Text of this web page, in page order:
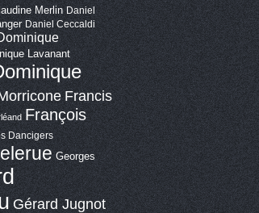
Merlin Daniel
Daniel Ceccaldi
Lavanant
Francis
François
Dancigers
Georges
Gérard Jugnot